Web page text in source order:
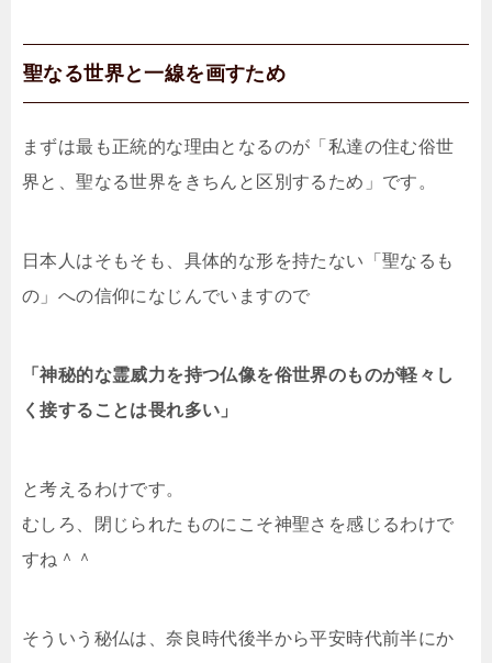
聖なる世界と一線を画すため
まずは最も正統的な理由となるのが「私達の住む俗世
界と、聖なる世界をきちんと区別するため」です。
日本人はそもそも、具体的な形を持たない「聖なるも
の」への信仰になじんでいますので
「神秘的な霊威力を持つ仏像を俗世界のものが軽々し
く接することは畏れ多い」
と考えるわけです。
むしろ、閉じられたものにこそ神聖さを感じるわけで
すね＾＾
そういう秘仏は、奈良時代後半から平安時代前半にか